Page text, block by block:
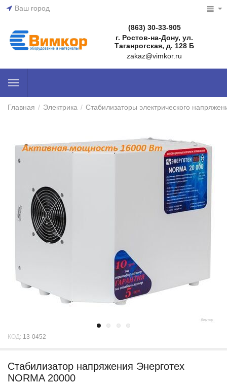
Ваш город
(863) 30-33-905
г. Ростов-на-Дону, ул.
Таганрогская, д. 128 Б
zakaz@vimkor.ru
Главная / Электрика / Стабилизаторы электрического
КОД: 13-0452
Стабилизатор напряжения Энерготех
NORMA 20000